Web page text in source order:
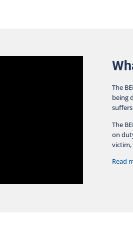
pourrait être gravement
une enquête si elle est
The
being
The
on
Read